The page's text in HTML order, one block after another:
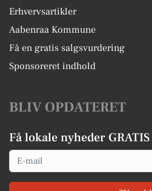
Erhvervsartikler
Aabenraa Kommune
Få en gratis salgsvurdering
Sponsoreret indhold
BLIV OPDATERET
Få lokale nyheder GRATIS
Email